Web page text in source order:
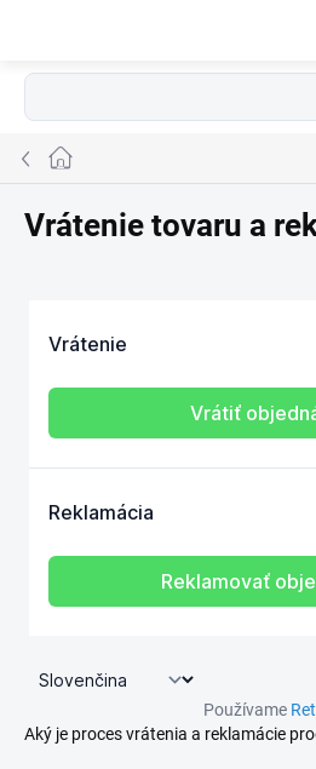
Domov
Vrátenie tovaru a
Používame
Aký je proces vrátenia a reklamácie
AI asistent · online